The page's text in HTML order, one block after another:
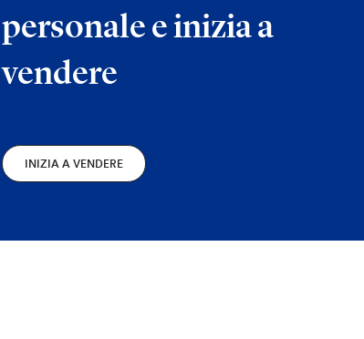
personale e inizia a
vendere
INIZIA A VENDERE